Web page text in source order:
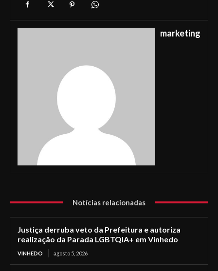
marketing
Notícias relacionadas
Justiça derruba veto da Prefeitura e autoriza
realização da Parada LGBTQIA+ em Vinhedo
VINHEDO agosto 5, 2026